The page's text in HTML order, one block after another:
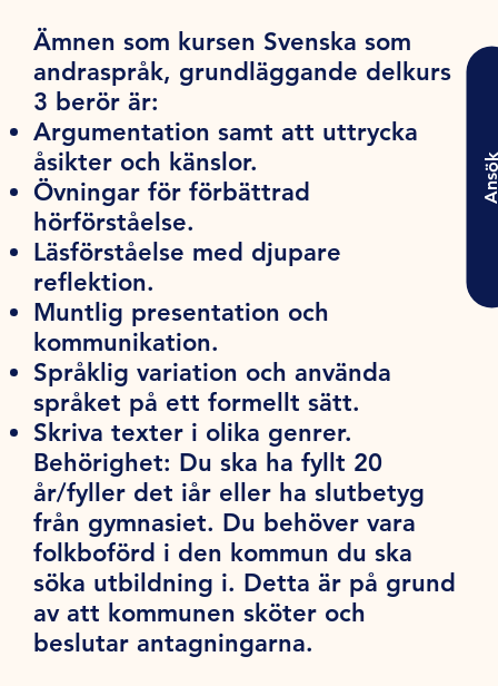
Ämnen som kursen Svenska som
andraspråk, grundläggande delkurs
3 berör är:
Argumentation samt att uttrycka
åsikter och känslor.
Övningar för förbättrad
hörförståelse.
Läsförståelse med djupare
reflektion.
Muntlig presentation och
kommunikation.
Språklig variation och använda
språket på ett formellt sätt.
Skriva texter i olika genrer.
Behörighet: Du ska ha fyllt 20
år/fyller det iår eller ha slutbetyg
från gymnasiet. Du behöver vara
folkboförd i den kommun du ska
söka utbildning i. Detta är på grund
av att kommunen sköter och
beslutar antagningarna.